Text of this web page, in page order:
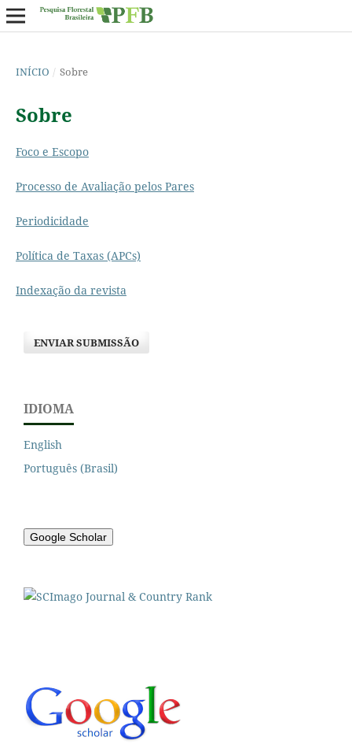
INÍCIO / Sobre
Sobre
Foco e Escopo
Processo de Avaliação pelos Pares
Periodicidade
Política de Taxas (APCs)
Indexação da revista
ENVIAR SUBMISSÃO
IDIOMA
English
Português (Brasil)
Google Scholar